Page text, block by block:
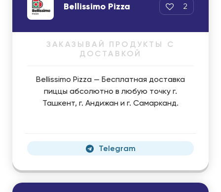
Bellissimo Pizza 2
ЗАКАЗЫВАЙ ПРОДУКТЫ С
ДОСТАВКОЙ
Bellissimo Pizza — Бесплатная доставка
пиццы абсолютно в любую точку г.
Ташкент, г. Андижан и г. Самарканд.
Telegram